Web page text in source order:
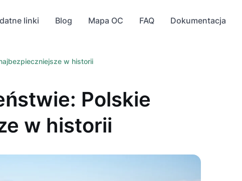
linki Blog Mapa OC FAQ Dokumentacja
w historii
Polskie
w historii